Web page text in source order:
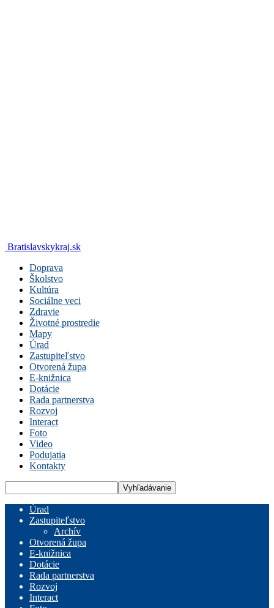
Bratislavskykraj.sk
Doprava
Školstvo
Kultúra
Sociálne veci
Zdravie
Životné prostredie
Mapy
Úrad
Zastupiteľstvo
Otvorená župa
E-knižnica
Dotácie
Rada partnerstva
Rozvoj
Interact
Foto
Video
Podujatia
Kontakty
Úrad
Zastupiteľstvo
Archív
Otvorená župa
E-knižnica
Dotácie
Rada partnerstva
Rozvoj
Interact